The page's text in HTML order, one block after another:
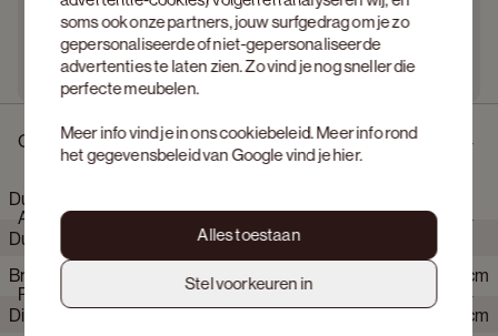
soms ook onze partners, jouw surfgedrag om je zo
gepersonaliseerde of niet-gepersonaliseerde
advertenties te laten zien. Zo vind je nog sneller die
perfecte meubelen.
Meer info vind je in onscookiebeleid. Meer info rond
het gegevensbeleid van Google vind jehier.
Alles toestaan
Stel voorkeuren in
Omschrijving
Duomo hoekzetel 4,5-zit in Volti stof Pearl
Duomo vertaalt royaal volume naar een gevoel van rust en
ontspanning. Losse kussens en een genereuze zitdiepte
nodigen uit tot wegzakken. De strakke belijning houdt het
silhouet helder en in balans, waardoor het geheel krachtig maar
ingetogen oogt. Het comfort voelt intuïtief en blijft aangenaam,
Afmetingen
Breedte
398 cm
Diepte
188 cm
Product eigenschappen